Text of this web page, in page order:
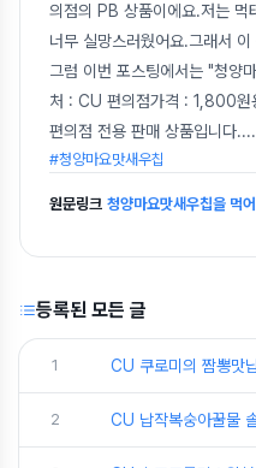
의점의 PB 상품이에요.저는 먹
너무 실망스러웠어요.그래서
그럼 이번 포스팅에서는 "청양
처 : CU 편의점가격 : 1,800
편의점 전용 판매 상품입니다....
#청양마요맛새우칩
원문링크 청양마요맛새우칩을 먹
등록된 모든 글
1 CU 쿠로미의 짬뽕맛
2 CU 납작복숭아꿀물